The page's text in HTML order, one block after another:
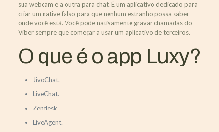
sua webcam e a outra para chat. É um aplicativo dedicado para
criar um native falso para que nenhum estranho possa saber
onde você está. Você pode nativamente gravar chamadas do
Viber sempre que começar a usar um aplicativo de terceiros.
O que é o app Luxy?
JivoChat.
LiveChat.
Zendesk.
LiveAgent.